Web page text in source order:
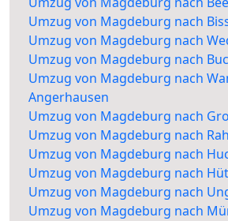
Umzug von Magdeburg nach
Umzug von Magdeburg nach
Umzug von Magdeburg nach
Umzug von Magdeburg nach
Angerhausen
Umzug von Magdeburg nach
Umzug von Magdeburg nach
Umzug von Magdeburg nach
Umzug von Magdeburg nach
Umzug von Magdeburg nach
Umzug von Magdeburg nach